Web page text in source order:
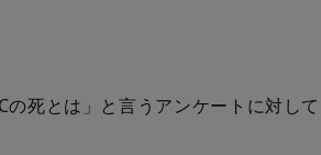
の死とは」と言うアンケートに対し